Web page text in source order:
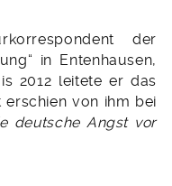
der
in Entenhausen,
2012 leitete er das
von ihm bei
deutsche Angst vor